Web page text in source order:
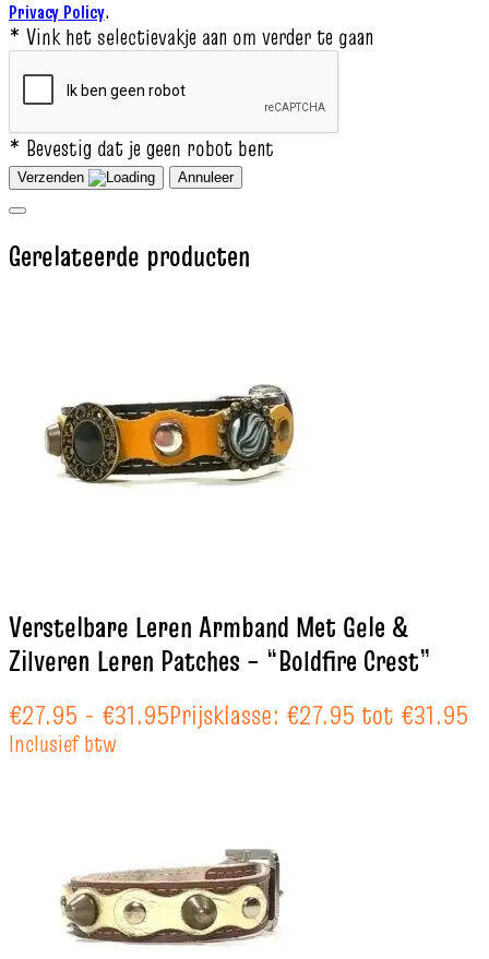
Privacy Policy.
* Vink het selectievakje aan om verder te gaan
* Bevestig dat je geen robot bent
Verzenden Annuleer
Gerelateerde producten
Verstelbare Leren Armband Met Gele &
Zilveren Leren Patches – “Boldfire Crest”
€27.95 - €31.95Prijsklasse: €27.95 tot €31.95
Inclusief btw